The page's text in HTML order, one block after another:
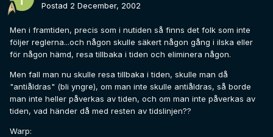
Postad 2 December, 2002
Men i framtiden, precis som i nutiden så finns det folk som inte
följer reglerna...och någon skulle säkert någon gång i ilska eller
för någon hämd, resa tillbaka i tiden och eliminera någon.
Men fall man nu skulle resa tillbaka i tiden, skulle man då
"antiåldras" (bli yngre), om man inte skulle antiåldras, så borde
man inte heller påverkas av tiden, och om man inte påverkas av
tiden, vad händer då med resten av tidslinjen??
Warp: